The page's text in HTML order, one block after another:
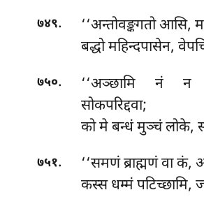
७४९.
‘‘अन्तोवङ्कगतो आसि,
बद्धो महिन्दपासेन,
७५०.
‘‘अञ्छामि नं न
सोकपरिद्दवा;
को मे बन्धं मुञ्चं लोके,
७५१.
‘‘समणं ब्राह्मणं वा कं,
कस्स धम्मं पटिच्छामि,